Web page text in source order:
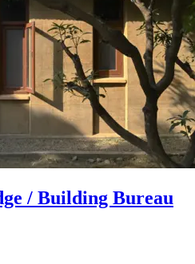
/ Building Bureau